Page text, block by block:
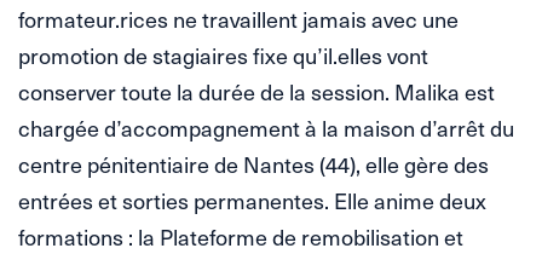
formateur.rices ne travaillent jamais avec une
promotion de stagiaires fixe qu’il.elles vont
conserver toute la durée de la session. Malika est
chargée d’accompagnement à la maison d’arrêt du
centre pénitentiaire de Nantes (44), elle gère des
entrées et sorties permanentes. Elle anime deux
formations : la Plateforme de remobilisation et